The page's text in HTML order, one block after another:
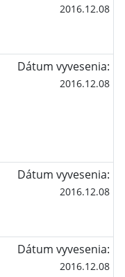
2016.12.08
Dátum vyvesenia:
2016.12.08
Dátum vyvesenia:
2016.12.08
Dátum vyvesenia:
2016.12.08